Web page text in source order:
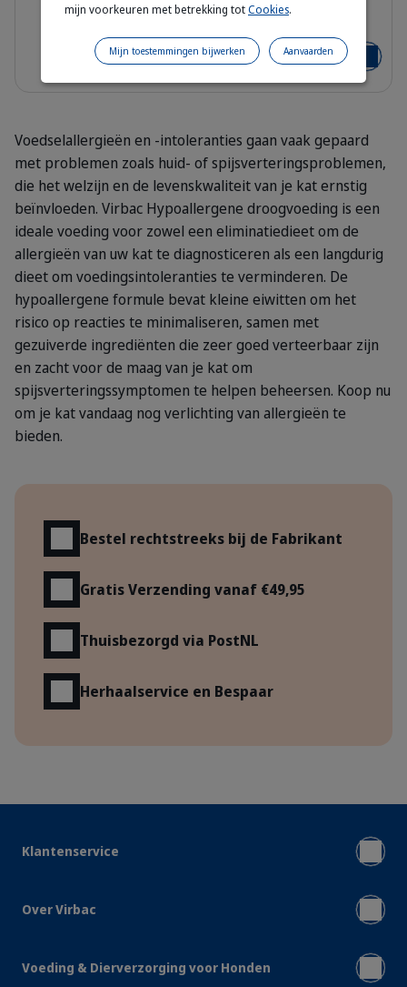
Bag_HPM-A2_cat_face_Packaging-
€ 58,83 € 61,92 Voeg
Voedselallergieën en -intoleranties gaan vaak gepaard
met problemen zoals huid- of spijsverteringsproblemen,
die het welzijn en de levenskwaliteit van je kat ernstig
beïnvloeden. Virbac Hypoallergene droogvoeding is een
ideale voeding voor zowel een eliminatiedieet om de
allergieën van uw kat te diagnosticeren als een langdurig
dieet om voedingsintoleranties te verminderen. De
hypoallergene formule bevat kleine eiwitten om het
risico op reacties te minimaliseren, samen met
gezuiverde ingrediënten die zeer goed verteerbaar zijn
en zacht voor de maag van je kat om
spijsverteringssymptomen te helpen beheersen. Koop nu
om je kat vandaag nog verlichting van allergieën te
bieden.
Bestel rechtstreeks bij de Fabrikant
Gratis Verzending vanaf €49,95
Thuisbezorgd via PostNL
Herhaalservice en Bespaar
Klantenservice
Over Virbac
Voeding & Dierverzorging voor Honden
mijn voorkeuren met betrekking totCookies.
Aanvaarden
Mijn toestemmingen bijwerken